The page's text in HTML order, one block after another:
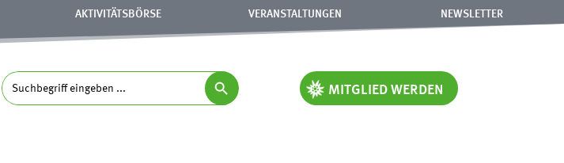
AKTIVITÄTSBÖRSE VERANSTALTUNGEN NEWSLETTER
Search
for:
Search Button
MITGLIED WERDEN